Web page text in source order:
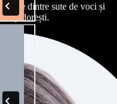
dintre sute de voci și
îți dorești.